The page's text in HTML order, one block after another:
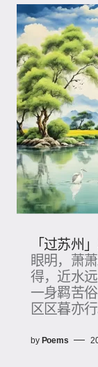
「过苏州
眼明，萧
得，近水
一身羁苦
区区暮亦
by Poems